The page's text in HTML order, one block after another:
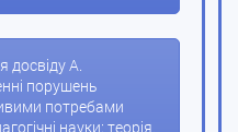
досвіду А.
порушень
потребами
науки: теорія,